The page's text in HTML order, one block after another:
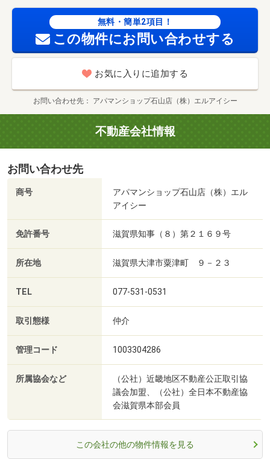
ニ）まで２８２ｍ／クスリのアオキ唐崎店（ドラッグスト
ア）まで３７０ｍ／セブンイレブン（コンビニ）まで４３
４ｍ／大津南志賀郵便局（郵便局）まで５０８ｍ／サンデ
ィ大津際川店（スーパー）まで６６５ｍ/賃貸戸数:12戸
無料・簡単2項目！
この物件にお問い合わせする
お気に入りに追加する
お問い合わせ先 アパマンショップ石山店（株）エルアイシー
不動産会社情報
お問い合わせ先
商号
アパマンショップ石山店（株）エル
アイシー
免許番号 滋賀県知事（８）第２１６９号
所在地 滋賀県大津市粟津町 ９－２３
TEL 077-531-0531
取引態様 仲介
管理コード 1003304286
所属協会など
（公社）近畿地区不動産公正取引協
議会加盟、（公社）全日本不動産協
会滋賀県本部会員
この会社の他の物件情報を見る